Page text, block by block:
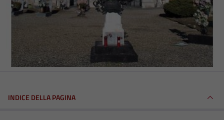
INDICE DELLA PAGINA